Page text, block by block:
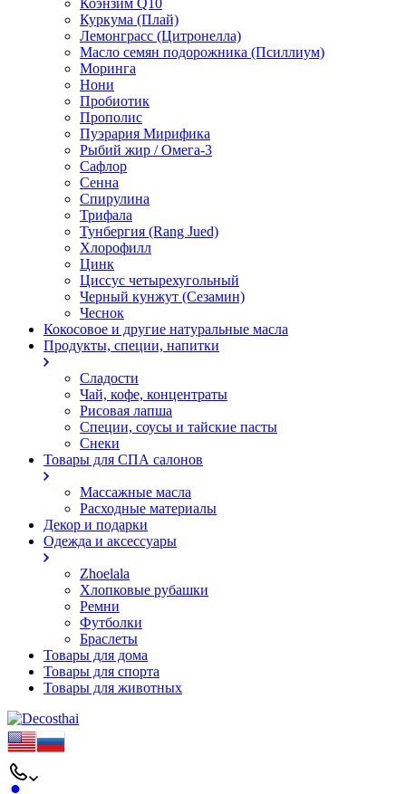
Коэнзим Q10
Куркума (Плай)
Лемонграсс (Цитронелла)
Масло семян подорожника (Псиллиум)
Моринга
Нони
Пробиотик
Прополис
Пуэрария Мирифика
Рыбий жир / Омега-3
Сафлор
Сенна
Спирулина
Трифала
Тунбергия (Rang Jued)
Хлорофилл
Цинк
Циссус четырехугольный
Черный кунжут (Сезамин)
Чеснок
Кокосовое и другие натуральные масла
Продукты, специи, напитки
Сладости
Чай, кофе, концентраты
Рисовая лапша
Специи, соусы и тайские пасты
Снеки
Товары для СПА салонов
Массажные масла
Расходные материалы
Декор и подарки
Одежда и аксессуары
Zhoelala
Хлопковые рубашки
Ремни
Футболки
Браслеты
Товары для дома
Товары для спорта
Товары для животных